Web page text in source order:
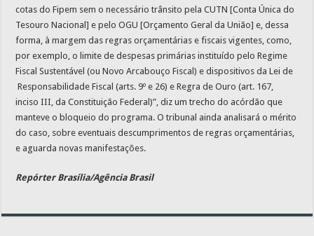
cotas do Fipem sem o necessário trânsito pela CUTN [Conta Única do
Tesouro Nacional] e pelo OGU [Orçamento Geral da União] e, dessa
forma, à margem das regras orçamentárias e fiscais vigentes, como,
por exemplo, o limite de despesas primárias instituído pelo Regime
Fiscal Sustentável (ou Novo Arcabouço Fiscal) e dispositivos da Lei de
Responsabilidade Fiscal (arts. 9º e 26) e Regra de Ouro (art. 167,
inciso III, da Constituição Federal)”, diz um trecho do acórdão que
manteve o bloqueio do programa. O tribunal ainda analisará o mérito
do caso, sobre eventuais descumprimentos de regras orçamentárias,
e aguarda novas manifestações.
Repórter Brasília/Agência Brasil